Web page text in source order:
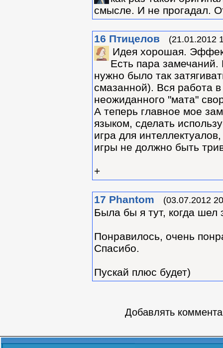
смысле. И не прогадал.
16 Птицелов (21.01.2012
Идея хорошая.
Есть пара
нужно было так
смазанной). Вся работа
неожиданного "мата"
А теперь главное мое
языком, сделать
игра для
игры не должно быть
+
17 Phantom (03.07.2012
Была бы я тут, когда шел
Понравилось, очень
Спасибо.
Пускай плюс будет)
Добавлять